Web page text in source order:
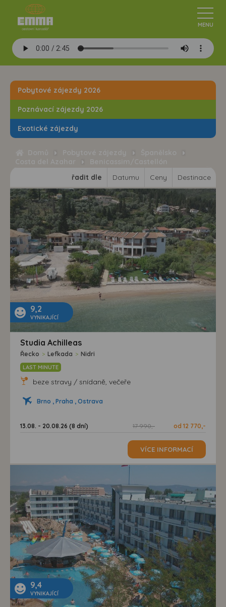
Pobytové zájezdy 2026
Poznávací zájezdy 2026
Exotické zájezdy
řadit dle
Datumu Ceny Destinace
9,2
VYNIKAJÍCÍ
Studia Achilleas
Řecko > Lefkada > Nidri
LAST MINUTE
beze stravy / snídaně, večeře
Brno , Praha , Ostrava
13.08. - 20.08.26 (8 dní) 17 990,- od 12 770,-
VÍCE INFORMACÍ
9,4
VYNIKAJÍCÍ